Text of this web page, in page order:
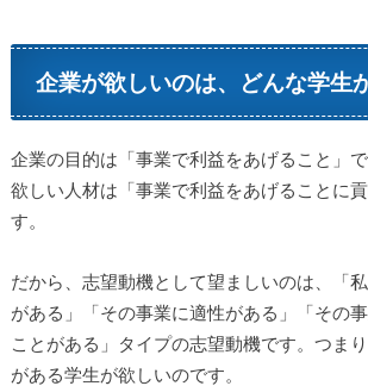
企業が欲しいのは、どんな学生
企業の目的は「事業で利益をあげること」で
欲しい人材は「事業で利益をあげることに
す。
だから、志望動機として望ましいのは、「
がある」「その事業に適性がある」「その
ことがある」タイプの志望動機です。つま
がある学生が欲しいのです。